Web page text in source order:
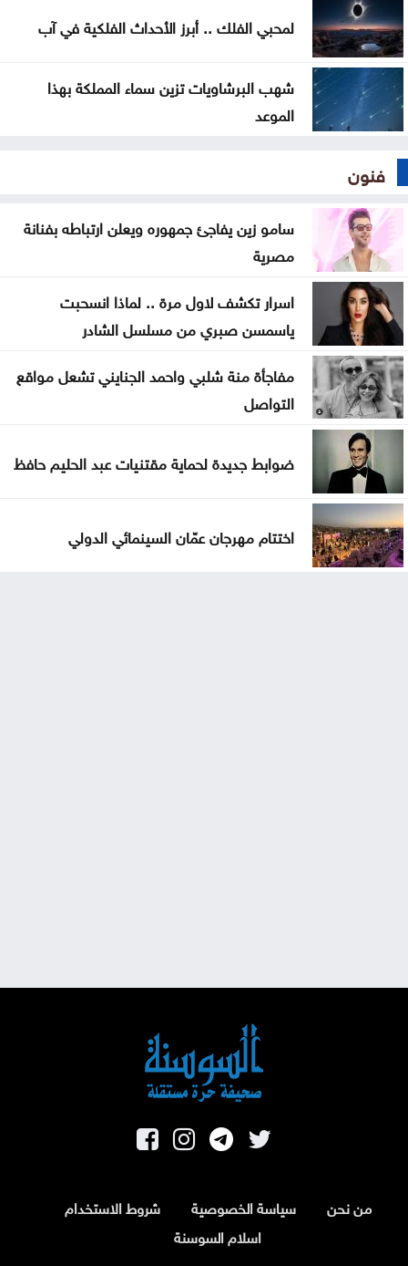
لمحبي الفلك .. أبرز الأحداث الفلكية في آب
شهب البرشاويات تزين سماء المملكة بهذا
الموعد
فنون
سامو زين يفاجئ جمهوره ويعلن ارتباطه بفنانة
مصرية
اسرار تكشف لاول مرة .. لماذا انسحبت
ياسمسن صبري من مسلسل الشادر
مفاجأة منة شلبي واحمد الجنايني تشعل مواقع
التواصل
ضوابط جديدة لحماية مقتنيات عبد الحليم حافظ
اختتام مهرجان عمّان السينمائي الدولي
من نحن سياسة الخصوصية
شروط الاستخدام
اسلام السوسنة